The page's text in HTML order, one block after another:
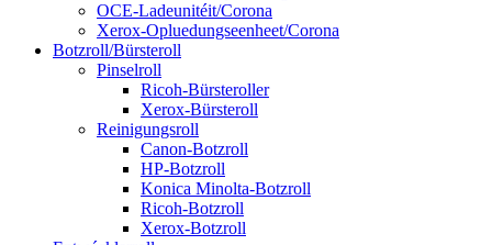
OCE-Ladeunitéit/Corona
Xerox-Opluedungseenheet/Corona
Botzroll/Bürsteroll
Pinselroll
Ricoh-Bürsteroller
Xerox-Bürsteroll
Reinigungsroll
Canon-Botzroll
HP-Botzroll
Konica Minolta-Botzroll
Ricoh-Botzroll
Xerox-Botzroll